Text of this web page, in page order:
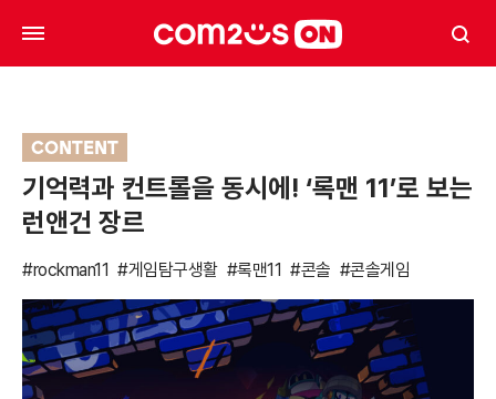
CONTENT
기억력과 컨트롤을 동시에! ‘록맨 11’로 보는
런앤건 장르
#rockman11 #게임탐구생활 #록맨11 #콘솔 #콘솔게임